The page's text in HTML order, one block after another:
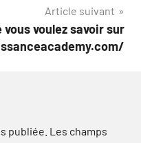
Article suivant
vous voulez savoir sur
publiée. Les champs